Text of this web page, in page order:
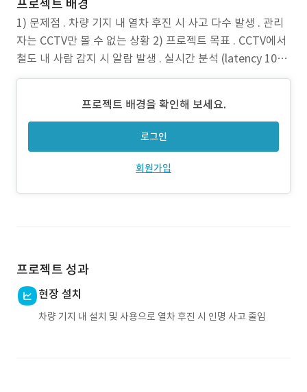
프로젝트 배경
1) 문제점 . 차량 기지 내 열차 후진 시 사고 다수 발생 . 관리
자는 CCTV만 볼 수 없는 상황 2) 프로젝트 목표 . CCTV에서
철도 내 사람 감지 시 알람 발생 . 실시간 분석 (latency 100
ms 이하) 3) 주안점 . CCTV를 보는 관리자는 노트 PC로 확
프로젝트 배경을 확인해 보세요.
로그인
회원가입
프로젝트 성과
현장 설치
차량 기지 내 설치 및 사용으로 열차 후진 시 인명 사고 줄임